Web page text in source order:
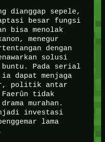
dianggap sepele,
besar fungsi
bisa menolak
menegur
dengan
solusi
Pada serial
dapat menjaga
politik antar
tidak
murahan.
investasi
lama